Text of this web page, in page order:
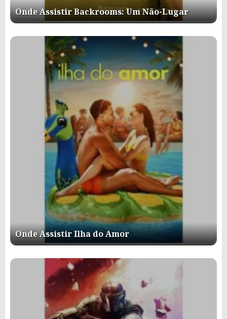
Onde Assistir Backrooms: Um Não-Lugar
Onde Assistir Ilha do Amor